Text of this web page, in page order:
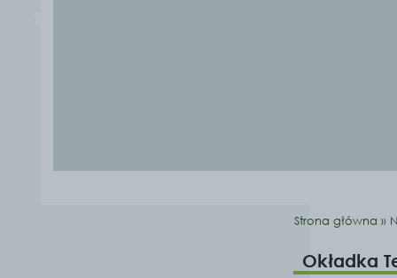
Strona główna »
Okładka